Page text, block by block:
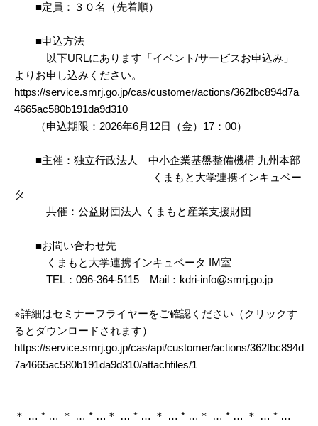
■定員：３０名（先着順）
■申込方法
以下URLにあります「イベント/サービスお申込み」
よりお申し込みください。
https://service.smrj.go.jp/cas/customer/actions/362fbc894d7a
4665ac580b191da9d310
（申込期限：2026年6月12日（金）17：00）
■主催：独立行政法人 中小企業基盤整備機構 九州本部
くまもと大学連携インキュベー
タ
共催：公益財団法人 くまもと産業支援財団
■お問い合わせ先
くまもと大学連携インキュベータ IM室
TEL：096-364-5115 Mail：kdri-info@smrj.go.jp
※詳細はセミナーフライヤーをご確認ください（クリックす
るとダウンロードされます）
https://service.smrj.go.jp/cas/api/customer/actions/362fbc894d
7a4665ac580b191da9d310/attachfiles/1
＊ … * … ＊ … * …＊ … * … ＊ … * …＊ … * … ＊ … * …